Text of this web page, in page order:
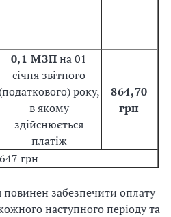
0,1 МЗПна 01
січня звітного
(податкового) року,
в якому
здійснюється
платіж
864,70
грн
грн
повинен забезпечити оплату
наступного періоду та